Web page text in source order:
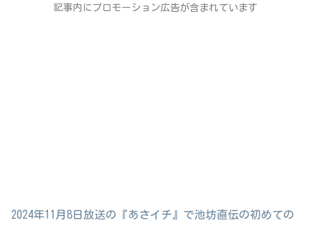
記事内にプロモーション広告が含まれています
2024年11月8日放送の『あさイチ』で池坊直伝の初めての